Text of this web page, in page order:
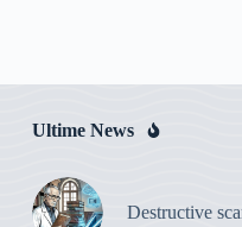
Ultime News
Destructive